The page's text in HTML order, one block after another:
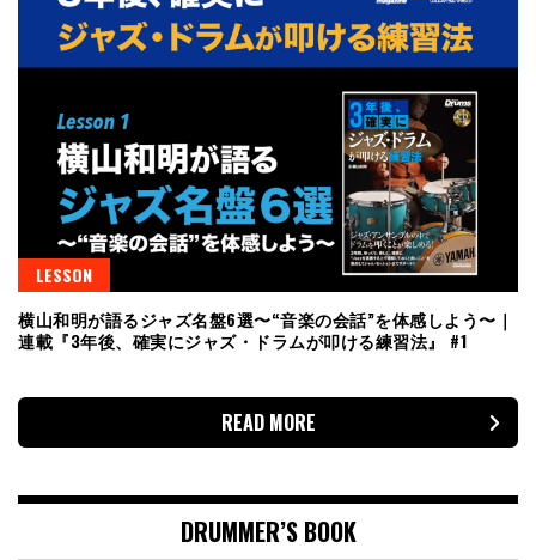
LESSON
横山和明が語るジャズ名盤6選〜“音楽の会話”を体感しよう〜｜
連載『3年後、確実にジャズ・ドラムが叩ける練習法』 #1
READ MORE
DRUMMER’S BOOK